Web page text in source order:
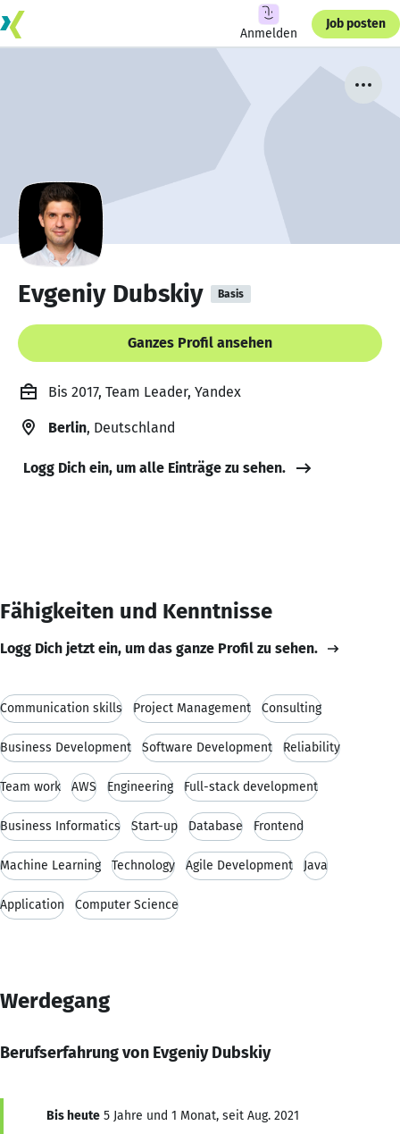
Anmelden
Job posten
Evgeniy Dubskiy Basis
Ganzes Profil ansehen
Bis 2017, Team Leader, Yandex
Berlin, Deutschland
Logg Dich ein, um alle Einträge zu sehen.
Fähigkeiten und Kenntnisse
Logg Dich jetzt ein, um das ganze Profil zu sehen.
Communication skills Project Management Consulting
Business Development Software Development Reliability
Team work AWS Engineering Full-stack development
Business Informatics Start-up Database Frontend
Machine Learning Technology Agile Development Java
Application Computer Science
Werdegang
Berufserfahrung von Evgeniy Dubskiy
Bis heute 5 Jahre und 1 Monat, seit Aug. 2021